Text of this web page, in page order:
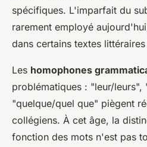
spécifiques. L'imparfait du
rarement employé
dans certains textes
Les homophones
problématiques : "leur/leurs",
"quelque/quel que" piègent
collégiens. À cet âge, la
fonction des mots n'est pas